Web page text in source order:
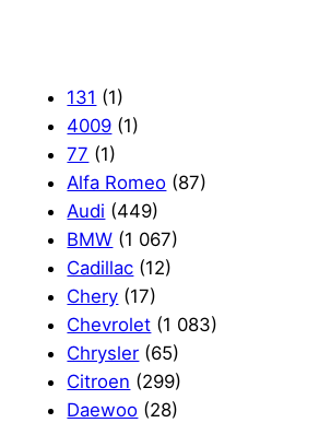
131 (1)
4009 (1)
77 (1)
Alfa Romeo (87)
Audi (449)
BMW (1 067)
Cadillac (12)
Chery (17)
Chevrolet (1 083)
Chrysler (65)
Citroen (299)
Daewoo (28)